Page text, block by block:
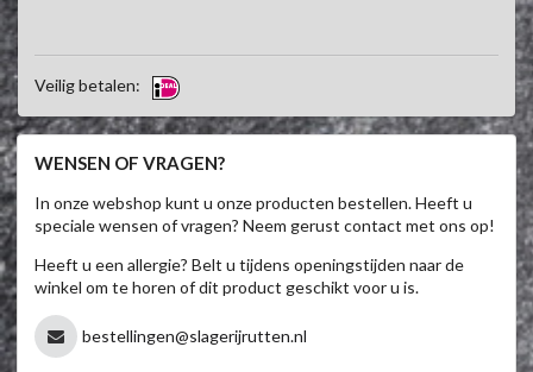
Veilig betalen:
WENSEN OF VRAGEN?
In onze webshop kunt u onze producten bestellen. Heeft u
speciale wensen of vragen? Neem gerust contact met ons op!
Heeft u een allergie? Belt u tijdens openingstijden naar de
winkel om te horen of dit product geschikt voor u is.
bestellingen@slagerijrutten.nl